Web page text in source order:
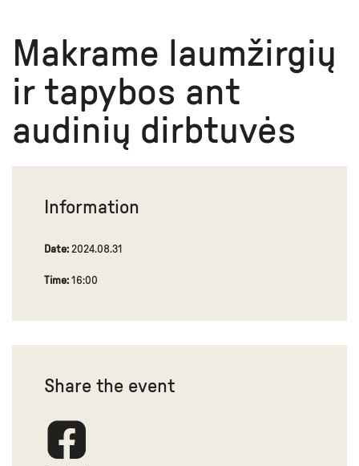
Makrame laumžirgių
ir tapybos ant
audinių dirbtuvės
Information
Date: 2024.08.31
Time: 16:00
Share the event